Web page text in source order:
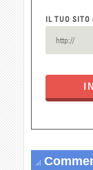
IL TUO SITO